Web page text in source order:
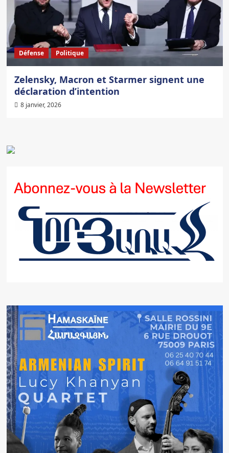
Défense Politique
Zelensky, Macron et Starmer signent une
déclaration d’intention
8 janvier, 2026